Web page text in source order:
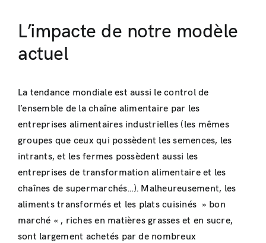
L’impacte de notre modèle
actuel
La tendance mondiale est aussi le control de
l’ensemble de la chaîne alimentaire par les
entreprises alimentaires industrielles (les mêmes
groupes que ceux qui possèdent les semences, les
intrants, et les fermes possèdent aussi les
entreprises de transformation alimentaire et les
chaînes de supermarchés…). Malheureusement, les
aliments transformés et les plats cuisinés » bon
marché « , riches en matières grasses et en sucre,
sont largement achetés par de nombreux